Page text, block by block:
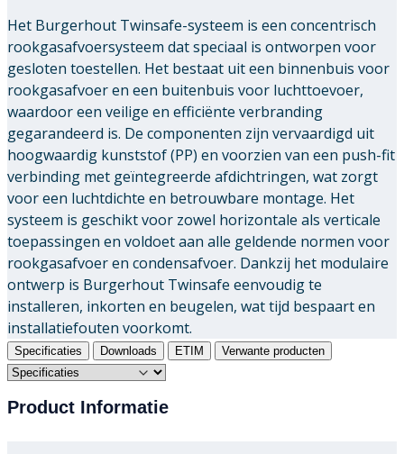
Het Burgerhout Twinsafe-systeem is een concentrisch
rookgasafvoersysteem dat speciaal is ontworpen voor
gesloten toestellen. Het bestaat uit een binnenbuis voor
rookgasafvoer en een buitenbuis voor luchttoevoer,
waardoor een veilige en efficiënte verbranding
gegarandeerd is. De componenten zijn vervaardigd uit
hoogwaardig kunststof (PP) en voorzien van een push-fit
verbinding met geïntegreerde afdichtringen, wat zorgt
voor een luchtdichte en betrouwbare montage. Het
systeem is geschikt voor zowel horizontale als verticale
toepassingen en voldoet aan alle geldende normen voor
rookgasafvoer en condensafvoer. Dankzij het modulaire
ontwerp is Burgerhout Twinsafe eenvoudig te
installeren, inkorten en beugelen, wat tijd bespaart en
installatiefouten voorkomt.
Specificaties Downloads ETIM Verwante producten
Product Informatie